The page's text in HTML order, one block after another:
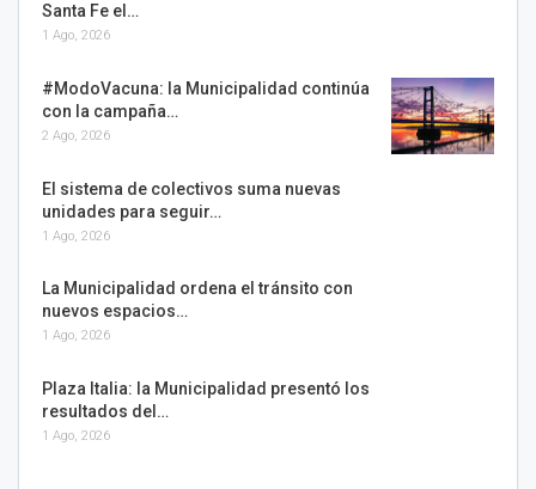
Santa Fe el…
1 Ago, 2026
#ModoVacuna: la Municipalidad continúa
con la campaña…
2 Ago, 2026
El sistema de colectivos suma nuevas
unidades para seguir…
1 Ago, 2026
La Municipalidad ordena el tránsito con
nuevos espacios…
1 Ago, 2026
Plaza Italia: la Municipalidad presentó los
resultados del…
1 Ago, 2026